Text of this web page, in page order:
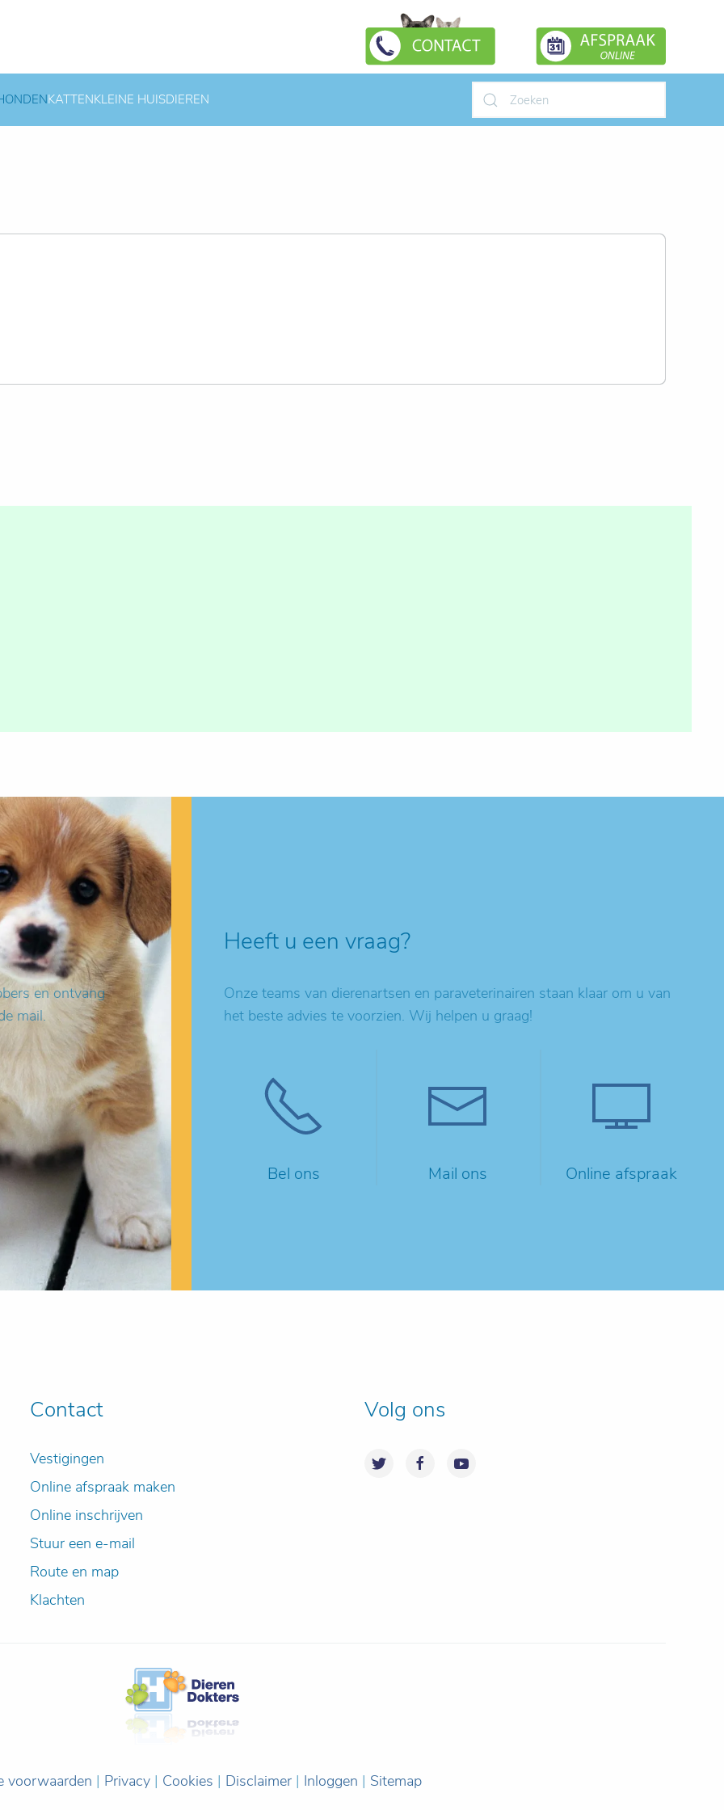
KATTENKLEINE HUISDIEREN
Type 2 or more characters for
en ontvang
mail.
Heeft u een vraag?
Onze teams van dierenartsen en paraveterinairen staan klaar om u van
het beste advies te voorzien. Wij helpen u graag!
Bel ons Mail ons Online afspraak
Contact
Vestigingen
Online afspraak maken
Online inschrijven
Stuur een e-mail
Route en map
Klachten
Volg ons
voorwaarden | Privacy | Cookies | Disclaimer | Inloggen | Sitemap